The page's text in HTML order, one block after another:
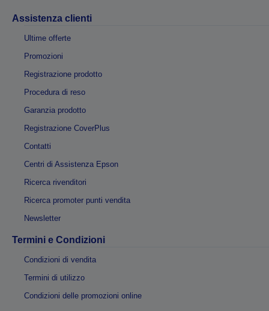
Assistenza clienti
Ultime offerte
Promozioni
Registrazione prodotto
Procedura di reso
Garanzia prodotto
Registrazione CoverPlus
Contatti
Centri di Assistenza Epson
Ricerca rivenditori
Ricerca promoter punti vendita
Newsletter
Termini e Condizioni
Condizioni di vendita
Termini di utilizzo
Condizioni delle promozioni online